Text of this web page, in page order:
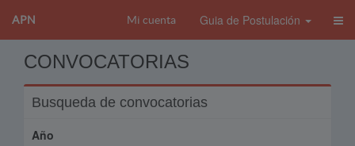
APN Mi cuenta Guia de Postulación
CONVOCATORIAS
Busqueda de convocatorias
Año